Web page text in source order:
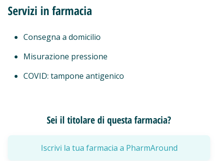
Servizi in farmacia
Consegna a domicilio
Misurazione pressione
COVID: tampone antigenico
Sei il titolare di questa farmacia?
Iscrivi la tua farmacia a PharmAround